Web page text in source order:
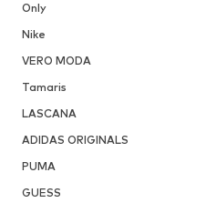
Only
Nike
VERO MODA
Tamaris
LASCANA
ADIDAS ORIGINALS
PUMA
GUESS